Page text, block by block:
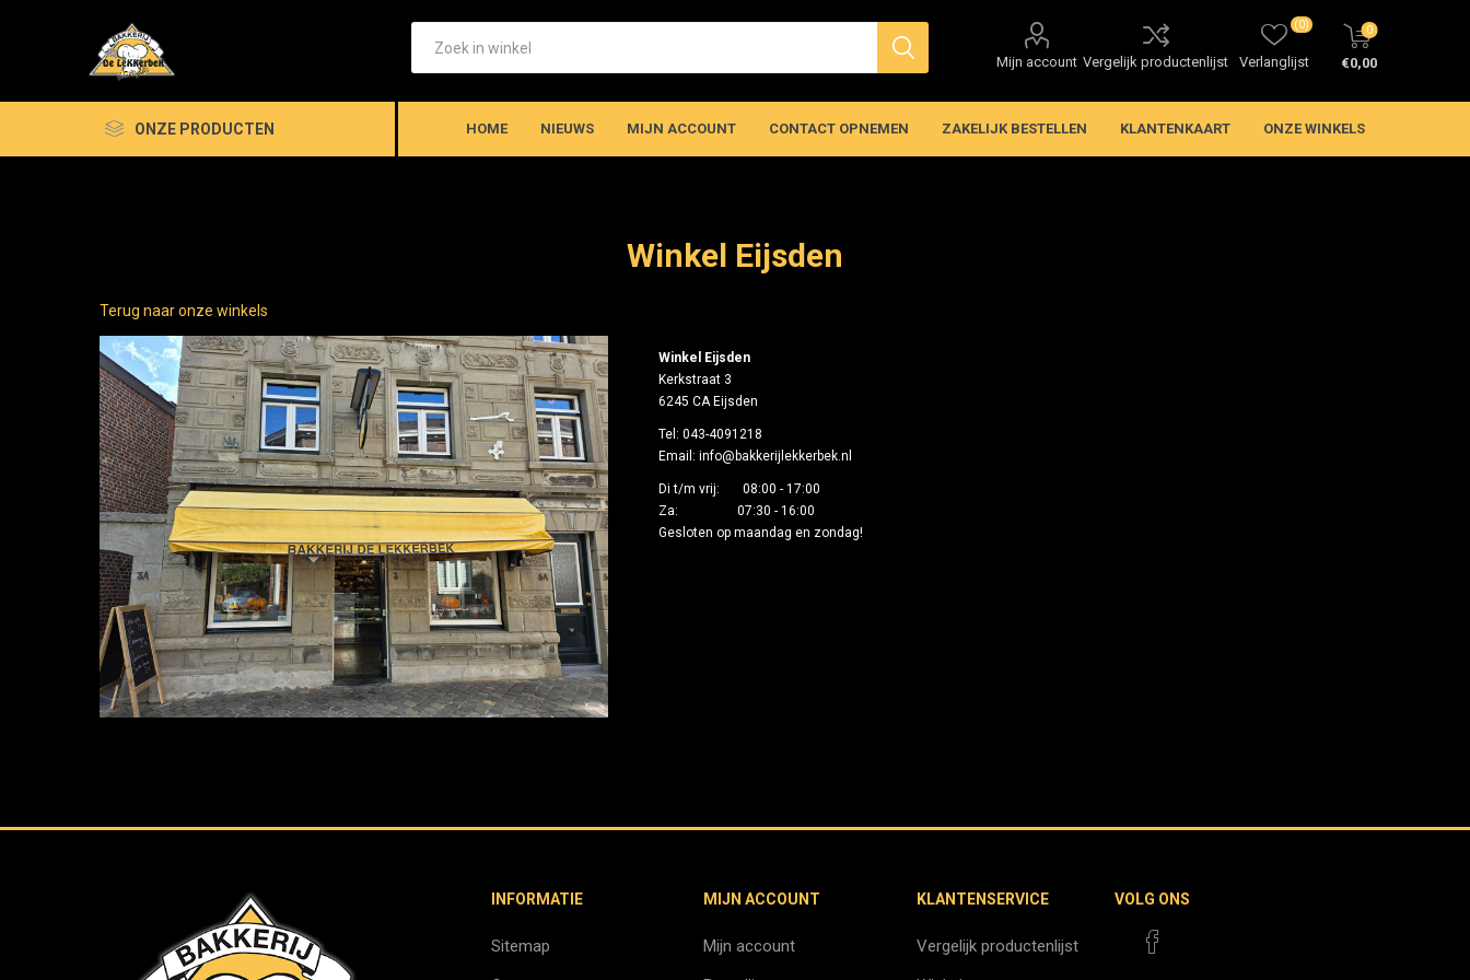
Mijn account Vergelijk productenlijst Verlanglijst
(0) 0
€0,00
ONZE PRODUCTEN HOME NIEUWS MIJN ACCOUNT CONTACT OPNEMEN ZAKELIJK BESTELLEN KLANTENKAART ONZE WINKELS
Winkel Eijsden
Terug naar onze winkels
Winkel Eijsden
Kerkstraat 3
6245 CA Eijsden
Tel: 043-4091218
Email:info@bakkerijlekkerbek.nl
Di t/m vrij: 08:00 - 17:00
Za: 07:30 - 16:00
Gesloten op maandag en zondag!
INFORMATIE
Sitemap
MIJN ACCOUNT
Mijn account
KLANTENSERVICE
Vergelijk productenlijst
VOLG ONS